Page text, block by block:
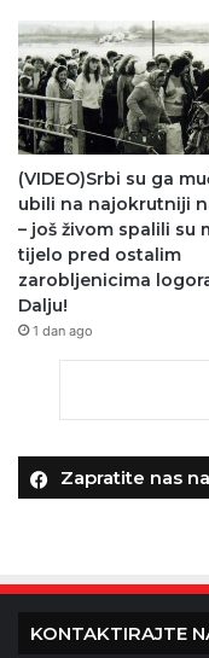
(VIDEO)Srbi su ga
ubili na najokrutniji
– još živom spalili su
tijelo pred ostalim
zarobljenicima
Dalju!
1 dan ago
Zapratite nas
KONTAKTIRAJTE